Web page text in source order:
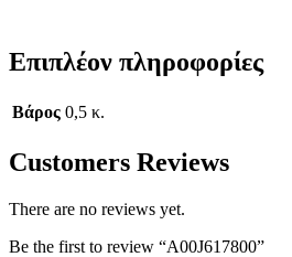
Επιπλέον πληροφορίες
Βάρος 0,5 κ.
Customers Reviews
There are no reviews yet.
Be the first to review “A00J617800”